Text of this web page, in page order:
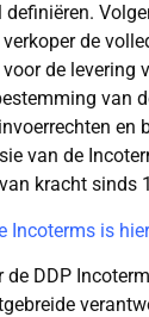
de
de levering
van
en
van de
kracht sinds
Incoterms is
de DDP